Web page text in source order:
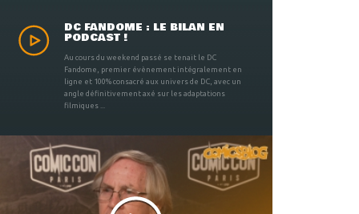
DC FANDOME : LE BILAN EN
PODCAST !
Au cours du weekend passé se tenait le DC
Fandome, premier évènement intégralement en
ligne et 100% consacré aux univers de DC, avec un
angle définitivement axé sur les adaptations
filmiques ...